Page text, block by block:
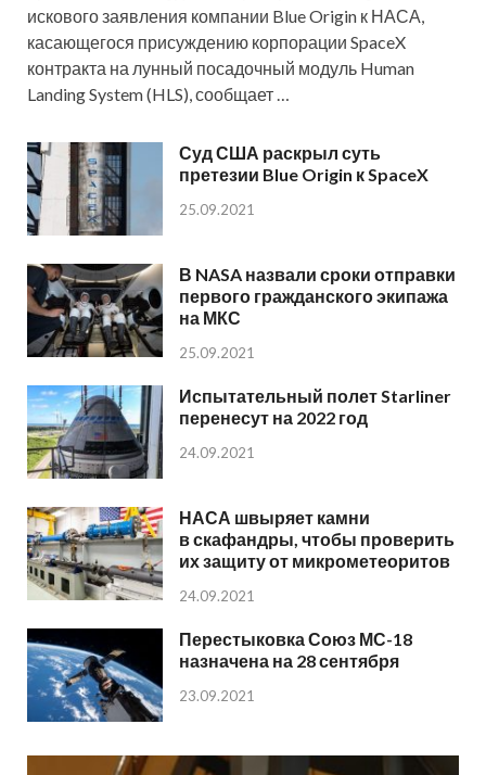
искового заявления компании Blue Origin к НАСА,
касающегося присуждению корпорации SpaceX
контракта на лунный посадочный модуль Human
Landing System (HLS), сообщает …
Суд США раскрыл суть
претезии Blue Origin к SpaceX
25.09.2021
В NASA назвали сроки отправки
первого гражданского экипажа
на МКС
25.09.2021
Испытательный полет Starliner
перенесут на 2022 год
24.09.2021
НАСА швыряет камни
в скафандры, чтобы проверить
их защиту от микрометеоритов
24.09.2021
Перестыковка Союз МС-18
назначена на 28 сентября
23.09.2021